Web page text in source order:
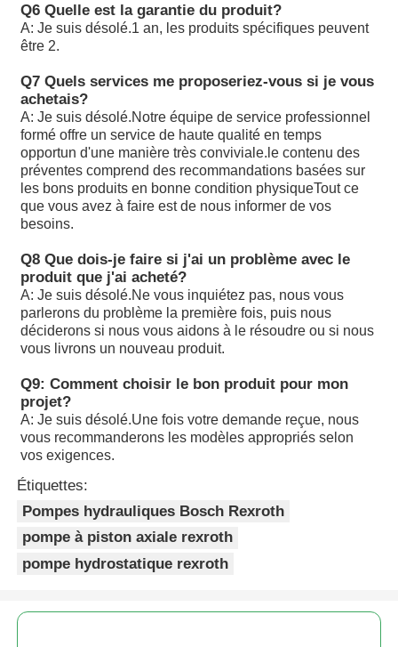
A10VSO71DFR1/32R-VP22U99S2184
A10VSO71DFR1/32R-VPB22U99
A10VSO71DR/31R-PPA12: les données sont fournies
compétentes.
Les données sont fournies par les autorités
membre de l'expédition.
A10VSO71DRS/32R-VPB22U99: les données sont
autorités compétentes.
A10VSO100 DFLR/31R-PPA12N00: Les données sont
autorités compétentes.
A10VSO100DFR1/31R-VPA12N00
A10VSO100DR/32R-VPB12N00: Les données sont
Les tests de dépistage doivent être effectués sur des
produits chimiques.
Les produits de la catégorie A10VSO100DRS/32R-
Les données de l'échantillon doivent être fournies à
de l'État membre où l'échantillon est situé.
membre où le véhicule est situé.
Les produits de la catégorie A1 doivent être soumis à un
Q6 Quelle est la garantie du produit?
A: Je suis désolé.1 an, les produits spécifiques peuvent
être 2.
Q7 Quels services me proposeriez-vous si je vous
achetais?
A: Je suis désolé.Notre équipe de service professionnel
formé offre un service de haute qualité en temps
opportun d'une manière très conviviale.le contenu des
préventes comprend des recommandations basées sur
les bons produits en bonne condition physiqueTout ce
que vous avez à faire est de nous informer de vos
besoins.
Q8 Que dois-je faire si j'ai un problème avec le
produit que j'ai acheté?
A: Je suis désolé.Ne vous inquiétez pas, nous vous
parlerons du problème la première fois, puis nous
déciderons si nous vous aidons à le résoudre ou si nous
vous livrons un nouveau produit.
Q9: Comment choisir le bon produit pour mon
projet?
A: Je suis désolé.Une fois votre demande reçue, nous
vous recommanderons les modèles appropriés selon
vos exigences.
Étiquettes:
Pompes hydrauliques Bosch Rexroth
pompe à piston axiale rexroth
pompe hydrostatique rexroth